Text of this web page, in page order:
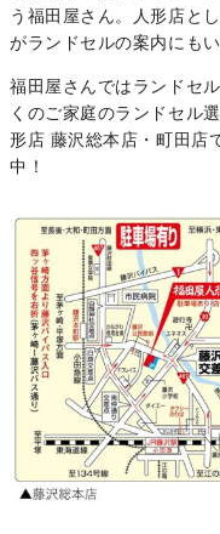
う福田屋さん。人形店と
がランドセルの案内にも
福田屋さんではランドセ
くのご家庭のランドセル
形店 藤沢総本店・町田店
中！